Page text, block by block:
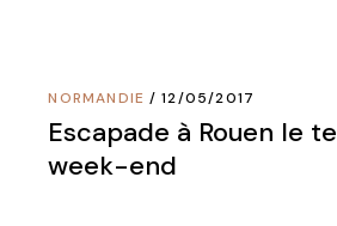
NORMANDIE 12/05/2017
Escapade à Rouen le
week-end